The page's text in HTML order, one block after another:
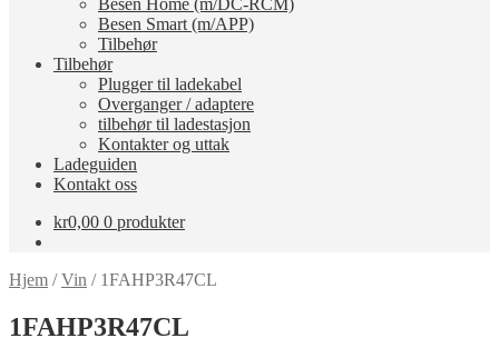
Besen Home (m/DC-RCM)
Besen Smart (m/APP)
Tilbehør
Tilbehør
Plugger til ladekabel
Overganger / adaptere
tilbehør til ladestasjon
Kontakter og uttak
Ladeguiden
Kontakt oss
kr0,00 0 produkter
Hjem /Vin / 1FAHP3R47CL
1FAHP3R47CL